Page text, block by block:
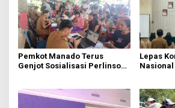
Pemkot Manado Terus
Genjot Sosialisasi Perlinsos
Lepas
Nasional